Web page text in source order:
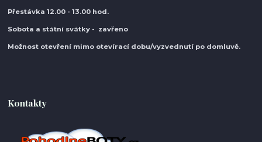
Přestávka 12.00 - 13.00 hod.
Sobota a státní svátky - zavřeno
Možnost otevření mimo otevírací dobu/vyzvednutí po domluvě.
Kontakty